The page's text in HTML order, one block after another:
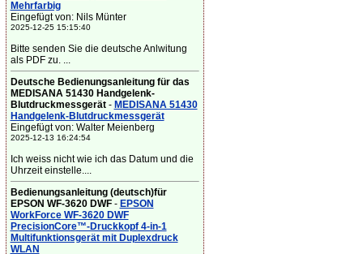
Mehrfarbig
Eingefügt von: Nils Münter
2025-12-25 15:15:40
Bitte senden Sie die deutsche Anlwitung
als PDF zu. ...
Deutsche Bedienungsanleitung für das
MEDISANA 51430 Handgelenk-
Blutdruckmessgerät- MEDISANA 51430
Handgelenk-Blutdruckmessgerät
Eingefügt von: Walter Meienberg
2025-12-13 16:24:54
Ich weiss nicht wie ich das Datum und die
Uhrzeit einstelle....
Bedienungsanleitung (deutsch)für
EPSON WF-3620 DWF- EPSON
WorkForce WF-3620 DWF
PrecisionCore™-Druckkopf 4-in-1
Multifunktionsgerät mit Duplexdruck
WLAN